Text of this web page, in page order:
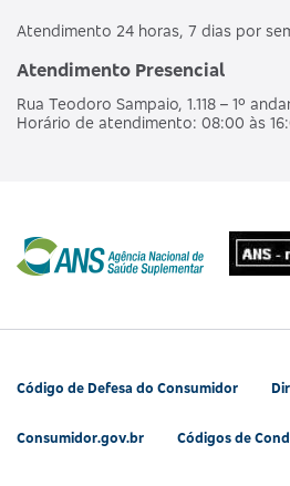
Atendimento 24 horas, 7 dias por
Atendimento Presencial
Rua Teodoro Sampaio, 1.118 – 1º
Horário de atendimento: 08:00 às
Código de Defesa do Consumidor
Consumidor.gov.br Códigos de